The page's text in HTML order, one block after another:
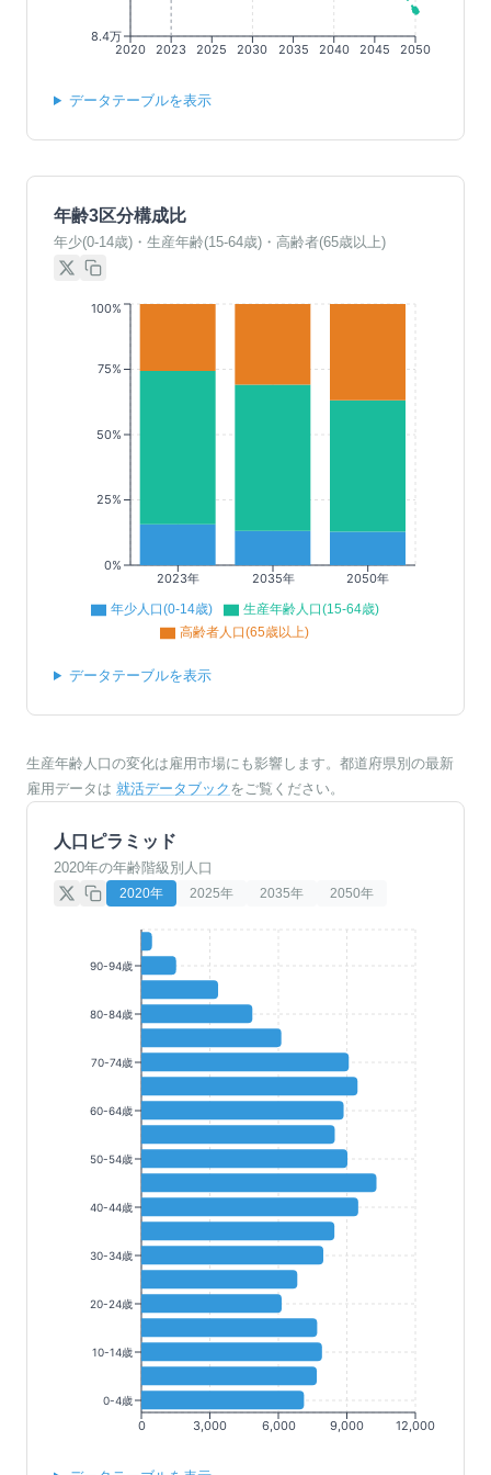
2020 2023 2025 2030 2035 2040 2045 2050
8.4万
データテーブルを表示
年齢3区分構成比
年少(0-14歳)・生産年齢(15-64歳)・高齢者(65歳以上)
2023年 2035年 2050年
0%
25%
50%
75%
100%
年少人口(0-14歳)
生産年齢人口(15-64歳)
高齢者人口(65歳以上)
データテーブルを表示
生産年齢人口の変化は雇用市場にも影響します。都道府県別の最新
雇用データは 就活データブック をご覧ください。
人口ピラミッド
2020年の年齢階級別人口
2020年 2025年 2035年 2050年
0 3,000 6,000 9,000 12,000
90-94歳
80-84歳
70-74歳
60-64歳
50-54歳
40-44歳
30-34歳
20-24歳
10-14歳
0-4歳